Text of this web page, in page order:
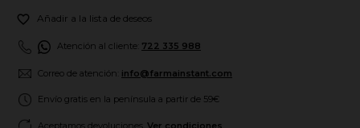
 Añadir a la lista de deseos
Atención al cliente: 722 335 988
Correo de atención: info@farmainstant.com
Envío gratis en la península a partir de 59€
Aceptamos devoluciones. Ver condiciones